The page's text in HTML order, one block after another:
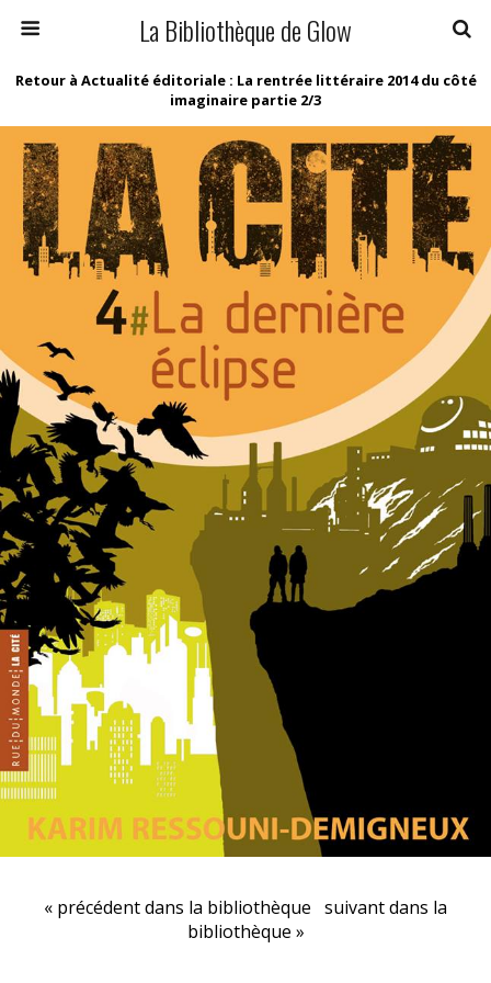
La Bibliothèque de Glow
Retour à Actualité éditoriale : La rentrée littéraire 2014 du côté
imaginaire partie 2/3
« précédent dans la bibliothèque suivant dans la
bibliothèque »